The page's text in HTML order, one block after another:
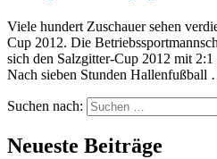
Viele hundert Zuschauer sehen
Cup 2012. Die
sich den Salzgitter-Cup 2012 mit
Nach sieben Stunden Hallenfußball
Suchen nach:
Neueste Beiträge